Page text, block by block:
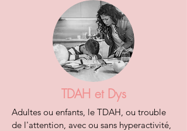
TDAH et Dys
Adultes ou enfants, le TDAH, ou trouble
de l'attention, avec ou sans hyperactivité,